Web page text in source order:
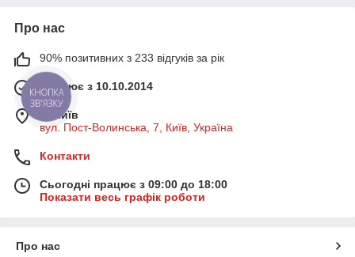
Про нас
90% позитивних з 233 відгуків за рік
Працює з 10.10.2014
м. Київ
вул. Пост-Волинська, 7, Київ, Україна
Контакти
Сьогодні працює з 09:00 до 18:00
Показати весь графік роботи
Про нас
КНОПКА
ЗВ'ЯЗКУ